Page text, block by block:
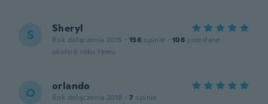
S Sheryl
Rok dołączenia 2015 · 156 opinie · 108 przesłane
około 6 roku temu
O orlando
Rok dołączenia 2019 · 7 opinie